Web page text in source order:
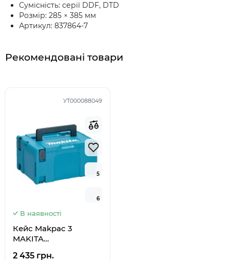
Сумісність: серії DDF, DTD
Розмір: 285 × 385 мм
Артикул: 837864-7
Рекомендовані товари
УТ000088049
5
6
5
6
В наявності
Кейс Makpac 3
MAKITA
2 435 грн.